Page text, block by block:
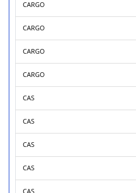
CARGO
CARGO
CARGO
CARGO
CAS
CAS
CAS
CAS
CAS